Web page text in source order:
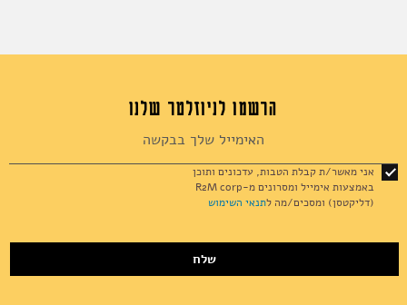
הרשמו לניוזלטר שלנו
for
Our
Newsletter:
שלח
אני מאשר/ת קבלת הטבות, עדכונים ותוכן
באמצעות אימייל ומסרונים מ-R2M corp
(דליקטסן) ומסכים/מה לתנאי השימוש